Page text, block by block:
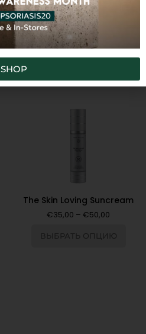
CP Hair Oil Elixir
€13,80 –€ 38,00
ВЫБРАТЬ ОПЦИЮ
The Skin Loving Suncream
€35,00 – €50,00
ВЫБРАТЬ ОПЦИЮ
SHOP